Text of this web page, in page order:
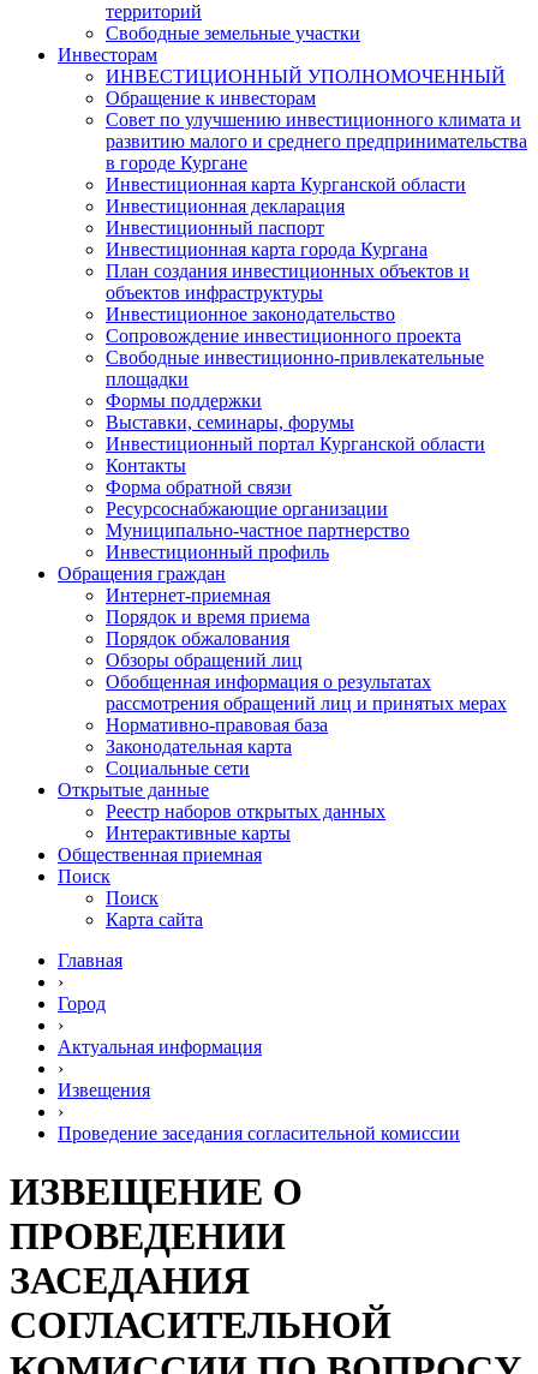
территорий
Свободные земельные участки
Инвесторам
ИНВЕСТИЦИОННЫЙ УПОЛНОМОЧЕННЫЙ
Обращение к инвесторам
Совет по улучшению инвестиционного климата и
развитию малого и среднего предпринимательства
в городе Кургане
Инвестиционная карта Курганской области
Инвестиционная декларация
Инвестиционный паспорт
Инвестиционная карта города Кургана
План создания инвестиционных объектов и
объектов инфраструктуры
Инвестиционное законодательство
Сопровождение инвестиционного проекта
Свободные инвестиционно-привлекательные
площадки
Формы поддержки
Выставки, семинары, форумы
Инвестиционный портал Курганской области
Контакты
Форма обратной связи
Ресурсоснабжающие организации
Муниципально-частное партнерство
Инвестиционный профиль
Обращения граждан
Интернет-приемная
Порядок и время приема
Порядок обжалования
Обзоры обращений лиц
Обобщенная информация о результатах
рассмотрения обращений лиц и принятых мерах
Нормативно-правовая база
Законодательная карта
Социальные сети
Открытые данные
Реестр наборов открытых данных
Интерактивные карты
Общественная приемная
Поиск
Поиск
Карта сайта
Главная
›
Город
›
Актуальная информация
›
Извещения
›
Проведение заседания согласительной комиссии
ИЗВЕЩЕНИЕ О
ПРОВЕДЕНИИ
ЗАСЕДАНИЯ
СОГЛАСИТЕЛЬНОЙ